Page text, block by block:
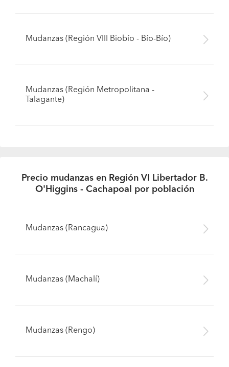
Mudanzas (Región VIII Biobío - Bío-Bío)
Mudanzas (Región Metropolitana -
Talagante)
Precio mudanzas en Región VI Libertador B.
O'Higgins - Cachapoal por población
Mudanzas (Rancagua)
Mudanzas (Machalí)
Mudanzas (Rengo)